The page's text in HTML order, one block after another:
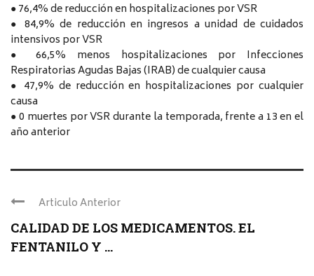
● 76,4% de reducción en hospitalizaciones por VSR
● 84,9% de reducción en ingresos a unidad de cuidados
intensivos por VSR
● 66,5% menos hospitalizaciones por Infecciones
Respiratorias Agudas Bajas (IRAB) de cualquier causa
● 47,9% de reducción en hospitalizaciones por cualquier
causa
● 0 muertes por VSR durante la temporada, frente a 13 en el
año anterior
Articulo Anterior
CALIDAD DE LOS MEDICAMENTOS. EL
FENTANILO Y ...